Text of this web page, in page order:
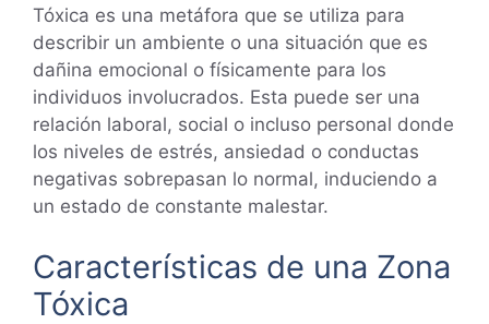
Tóxica es una metáfora que se utiliza para
describir un ambiente o una situación que es
dañina emocional o físicamente para los
individuos involucrados. Esta puede ser una
relación laboral, social o incluso personal donde
los niveles de estrés, ansiedad o conductas
negativas sobrepasan lo normal, induciendo a
un estado de constante malestar.
Características de una Zona
Tóxica